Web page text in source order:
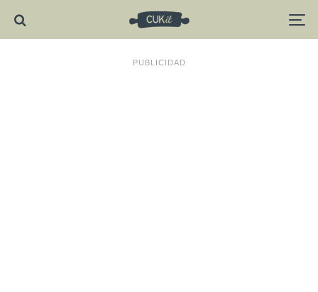
PUBLICIDAD